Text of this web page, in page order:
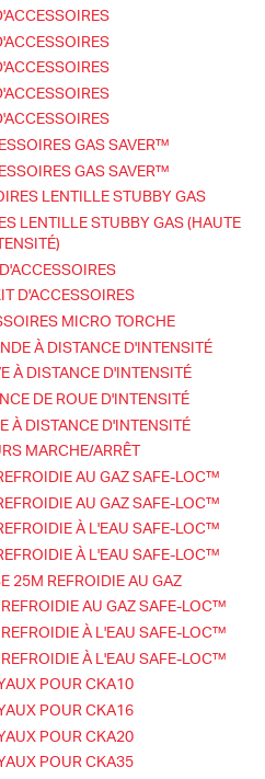
GAS SAVER™
GAS SAVER™
LENTILLE STUBBY GAS
LENTILLE STUBBY GAS (HAUTE
D'ACCESSOIRES
MICRO TORCHE
À DISTANCE D'INTENSITÉ
À DISTANCE D'INTENSITÉ
DE ROUE D'INTENSITÉ
À DISTANCE D'INTENSITÉ
MARCHE/ARRÊT
AU GAZ SAFE-LOC™
AU GAZ SAFE-LOC™
À L'EAU SAFE-LOC™
À L'EAU SAFE-LOC™
25M REFROIDIE AU GAZ
AU GAZ SAFE-LOC™
À L'EAU SAFE-LOC™
À L'EAU SAFE-LOC™
POUR CKA10
POUR CKA16
POUR CKA20
POUR CKA35